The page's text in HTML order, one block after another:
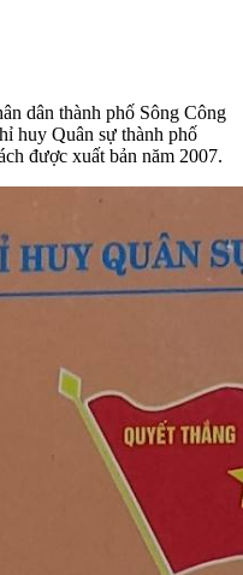
dân thành phố Sông Công
huy Quân sự thành phố
được xuất bản năm 2007.